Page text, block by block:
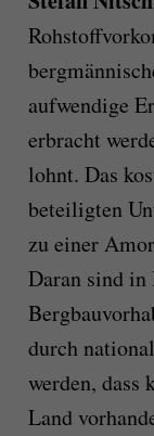
aufwendige
erbracht
lohnt. Das
beteiligten
zu einer
Daran sind in
durch
werden, dass
Land